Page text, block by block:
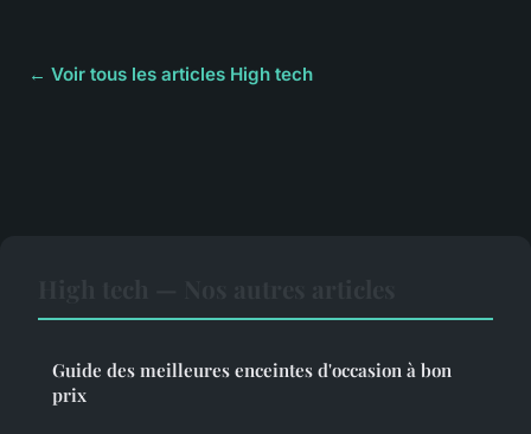
← Voir tous les articles High tech
Guide des meilleures enceintes d'occasion à bon
prix